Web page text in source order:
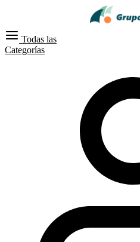
Todas las
Categorías